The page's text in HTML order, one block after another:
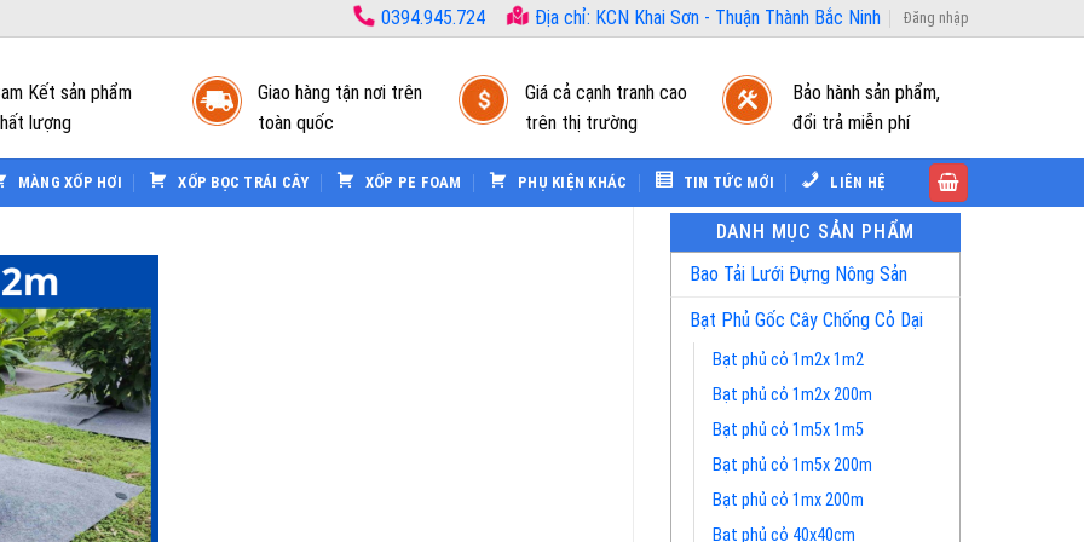
0394.945.724 Địa chỉ: KCN Khai Sơn - Thuận Thành Bắc Ninh Đăng nhập
Kết sản phẩm
lượng
Giao hàng tận nơi trên
toàn quốc
Giá cả cạnh tranh cao
trên thị trường
Bảo hành sản phẩm,
đổi trả miễn phí
MÀNG XỐP HƠI XỐP BỌC TRÁI CÂY XỐP PE FOAM PHỤ KIỆN KHÁC TIN TỨC MỚI LIÊN HỆ
DANH MỤC SẢN PHẨM
Bao Tải Lưới Đựng Nông Sản
Bạt Phủ Gốc Cây Chống Cỏ Dại
Bạt phủ cỏ 1m2x 1m2
Bạt phủ cỏ 1m2x 200m
Bạt phủ cỏ 1m5x 1m5
Bạt phủ cỏ 1m5x 200m
Bạt phủ cỏ 1mx 200m
Bạt phủ cỏ 40x40cm